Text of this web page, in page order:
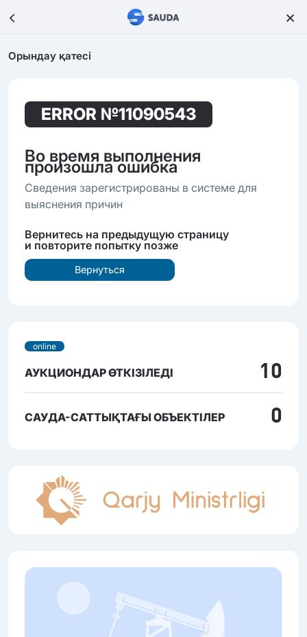
Орындау қатесі
ERROR №11090543
Во время выполнения
произошла ошибка
Сведения зарегистрированы в системе для
выяснения причин
Вернитесь на предыдущую страницу
и повторите попытку позже
Вернуться
online
АУКЦИОНДАР ӨТКІЗІЛЕДІ 10
САУДА-САТТЫҚТАҒЫ ОБЪЕКТІЛЕР 0